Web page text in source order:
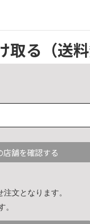
取る （送
店舗を確認する
文となります。
。